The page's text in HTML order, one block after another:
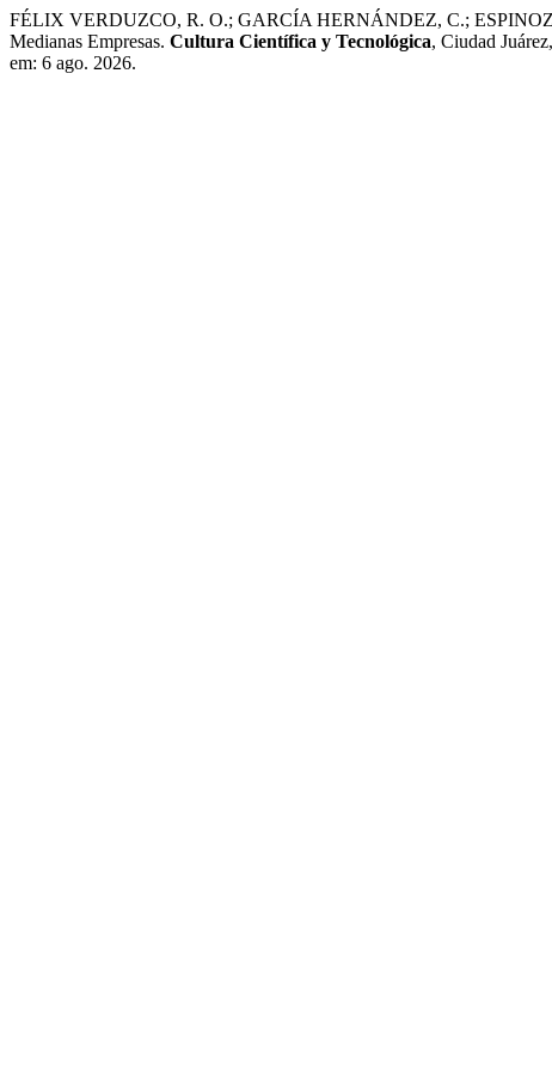
FÉLIX VERDUZCO, R. O.; GARCÍA HERNÁNDEZ, C.;
Medianas Empresas. Cultura Científica y Tecnológica, Ciudad
em: 6 ago. 2026.